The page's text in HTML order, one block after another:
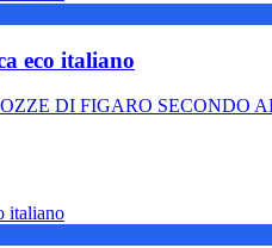
eco italiano
DI FIGARO SECONDO